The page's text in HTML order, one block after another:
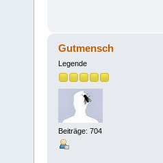
Gutmensch
Legende
Beiträge: 704